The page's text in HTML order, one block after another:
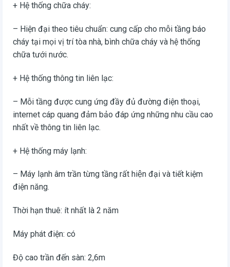
+ Hệ thống chữa cháy:
– Hiện đại theo tiêu chuẩn: cung cấp cho mỗi tầng báo
cháy tại mọi vị trí tòa nhà, bình chữa cháy và hệ thống
chữa tưới nước.
+ Hệ thống thông tin liên lạc:
– Mỗi tầng được cung ứng đầy đủ đường điện thoại,
internet cáp quang đảm bảo đáp ứng những nhu cầu cao
nhất về thông tin liên lạc.
+ Hệ thống máy lạnh:
– Máy lạnh âm trần từng tầng rất hiện đại và tiết kiệm
điện năng.
Thời hạn thuê: ít nhất là 2 năm
Máy phát điện: có
Độ cao trần đến sàn: 2,6m